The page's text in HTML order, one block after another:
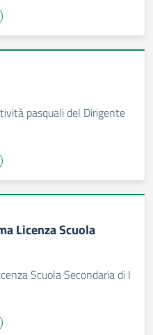
pasquali del Dirigente
Licenza Scuola
Scuola Secondaria di I